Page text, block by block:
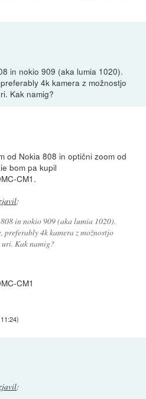
in nokio 909 (aka lumia 1020).
4k kamera z možnostjo
Kak namig?
od Nokia 808 in optični zoom od
bom pa kupil
CM1.
:
in nokio 909 (aka lumia 1020).
preferably 4k kamera z možnostjo
Kak namig?
CM1
)
: